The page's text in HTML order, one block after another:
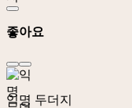
좋아요
익명 두더지